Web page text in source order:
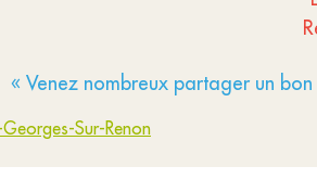
« Venez nombreux partager un
Sur-Renon